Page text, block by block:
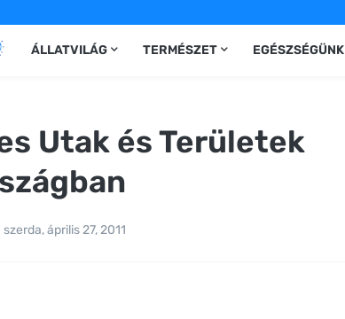
ÁLLATVILÁG TERMÉSZET EGÉSZSÉGÜNK
Utak és Területek
szerda, április 27, 2011